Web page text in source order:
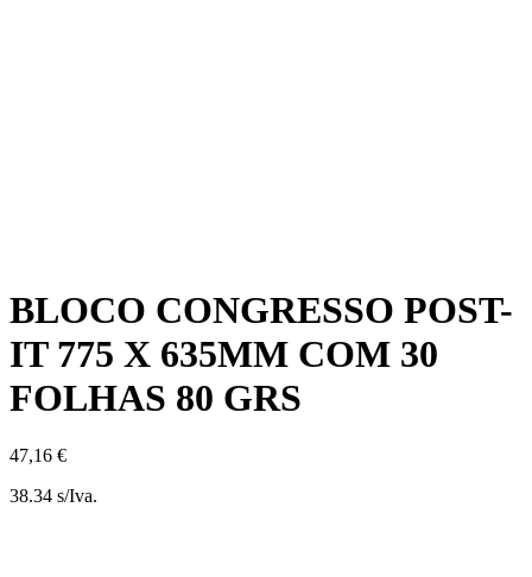
BLOCO CONGRESSO POST-
IT 775 X 635MM COM 30
FOLHAS 80 GRS
47,16 €
38.34 s/Iva.